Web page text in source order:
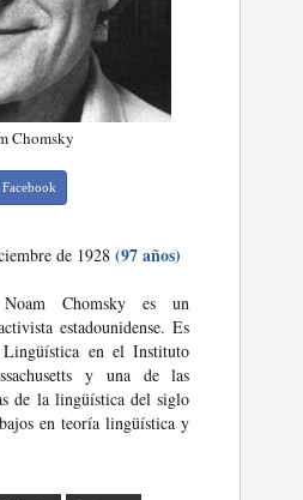
Chomsky
Facebook
de 1928(97 años)
Chomsky es un
estadounidense. Es
en el Instituto
y una de las
de la lingüística del siglo
en teoría lingüística y